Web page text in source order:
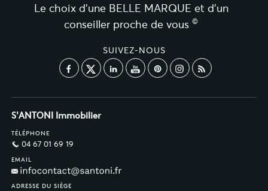
Le choix d’une BELLE MARQUE et d’un
conseiller proche de vous ©
SUIVEZ-NOUS
S'ANTONI Immobilier
TÉLÉPHONE
04 67 01 69 19
EMAIL
ADRESSE DU SIÈGE